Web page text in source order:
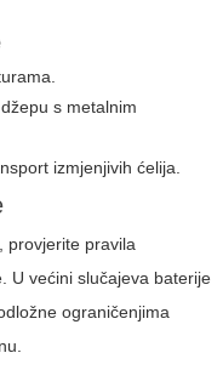
s metalnim
izmjenjivih ćelija.
provjerite pravila
U većini slučajeva baterije
ograničenjima